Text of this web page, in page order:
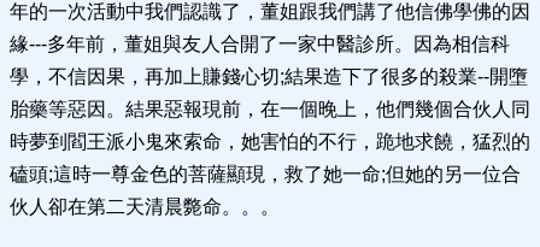
年的一次活動中我們認識了，董姐跟我們講了他信佛學佛的因
緣---多年前，董姐與友人合開了一家中醫診所。因為相信科
學，不信因果，再加上賺錢心切;結果造下了很多的殺業--開墮
胎藥等惡因。結果惡報現前，在一個晚上，他們幾個合伙人同
時夢到閻王派小鬼來索命，她害怕的不行，跪地求饒，猛烈的
磕頭;這時一尊金色的菩薩顯現，救了她一命;但她的另一位合
伙人卻在第二天清晨斃命。。。